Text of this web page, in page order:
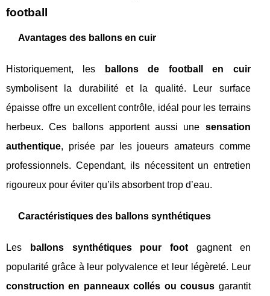
football
Avantages des ballons en cuir
Historiquement, les
ballons de football en cuir
symbolisent la durabilité et la qualité. Leur surface
épaisse offre un excellent contrôle, idéal pour les terrains
herbeux. Ces ballons apportent aussi une sensation
authentique, prisée par les joueurs amateurs comme
professionnels. Cependant, ils nécessitent un entretien
rigoureux pour éviter qu’ils absorbent trop d’eau.
Caractéristiques des ballons synthétiques
Les ballons synthétiques pour foot gagnent en
popularité grâce à leur polyvalence et leur légèreté. Leur
construction en panneaux collés ou cousus garantit